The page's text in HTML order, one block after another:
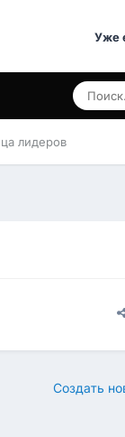
Уже
лидеров
Создать